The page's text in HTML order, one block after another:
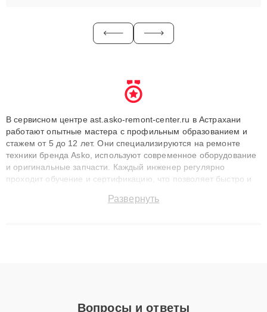
В сервисном центре ast.asko-remont-center.ru в Астрахани
работают опытные мастера с профильным образованием и
стажем от 5 до 12 лет. Они специализируются на ремонте
техники бренда Asko, используют современное оборудование
и оригинальные запчасти. Каждый инженер регулярно
проходит обучение и сертификацию, что позволяет быстро и
сохранением гарантии до 3 лет. Наши мастера решают
Развернуть
Вопросы и ответы